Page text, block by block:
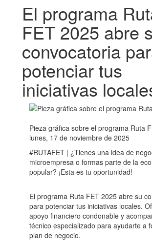
El programa
FET 2025 abre
convocatoria
potenciar tus
iniciativas
Pieza gráfica sobre el programa Ruta
lunes, 17 de noviembre de 2025
#RUTAFET | ¿Tienes una idea de
microempresa o formas parte de la
popular? ¡Esta es tu oportunidad!
El programa Ruta FET 2025 abre su
para potenciar tus iniciativas locales.
apoyo financiero condonable y
técnico especializado para ayudarte a
plan de negocio.